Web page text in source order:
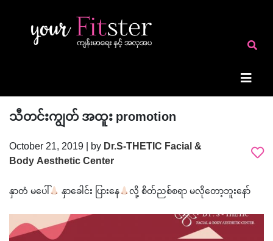
သီတင်းကျွတ် အထူး promotion
October 21, 2019 | byDr.S-THETIC Facial &
Body Aesthetic Center
နှာတံ မပေါ် နှာခေါင်း ပြားနေ လို့ စိတ်ညစ်စရာ မလိုတော့ဘူးနော်